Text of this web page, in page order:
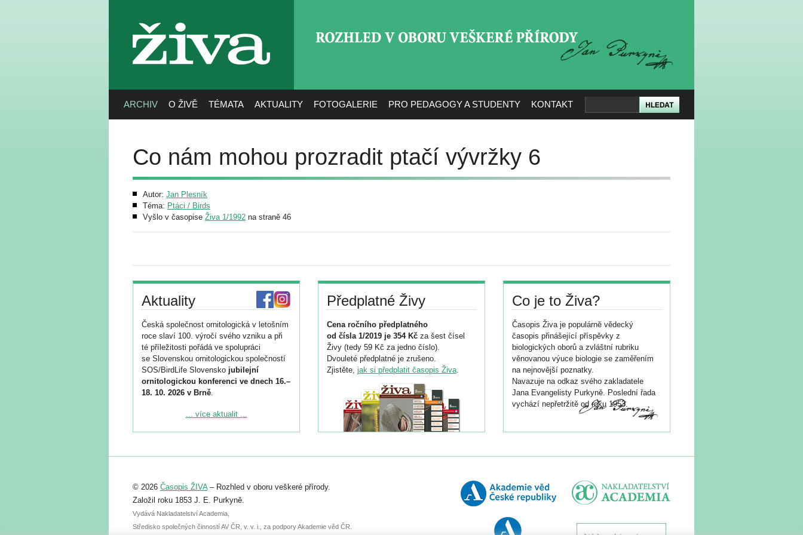
živa
ARCHIV O ŽIVĚ TÉMATA AKTUALITY FOTOGALERIE PRO PEDAGOGY A STUDENTY KONTAKT
Co nám mohou prozradit ptačí vývržky 6
Autor: Jan Plesník
Téma: Ptáci / Birds
Vyšlo v časopise Živa 1/1992 na straně 46
Aktuality
Česká společnost ornitologická v letošním
roce slaví 100. výročí svého vzniku a při
té příležitosti pořádá ve spolupráci
se Slovenskou ornitologickou společností
SOS/BirdLife Slovensko jubilejní
ornitologickou konferenci ve dnech 16.–
18. 10. 2026 v Brně.
Podrobnější informace ke konferenci
Registrovat se můžete do 6. září.
abstraktu přihlášené přednášky nebo
posteru je už 30. června.
... více aktualit ...
Předplatné Živy
Cena ročního předplatného
od čísla 1/2019 je 354 Kč za šest čísel
Živy (tedy 59 Kč za jedno číslo).
Dvouleté předplatné je zrušeno.
Zjistěte, jak si předplatit časopis Živa.
Co je to Živa?
Časopis Živa je populárně vědecký
časopis přinášející příspěvky z
biologických oborů a zvláštní rubriku
věnovanou výuce biologie se zaměřením
na nejnovější poznatky.
Navazuje na odkaz svého zakladatele
Jana Evangelisty Purkyně. Poslední řada
vychází nepřetržitě od roku 1953.
© 2026 Časopis ŽIVA– Rozhled v oboru veškeré přírody.
Založil roku 1853 J. E. Purkyně.
Vydává Nakladatelství Academia,
Středisko společných činností AV ČR, v. v. i., za podpory Akademie věd ČR.